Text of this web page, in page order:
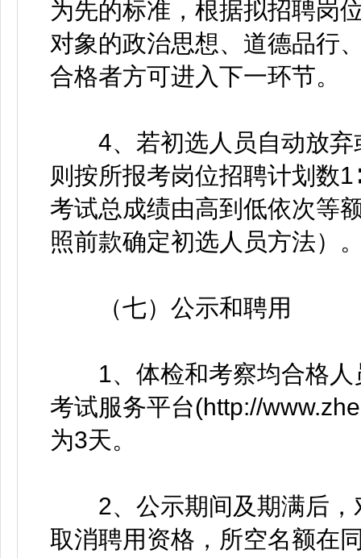
为先的标准，根据拟招聘岗
对象的政治思想、道德品行
合格者方可进入下一环节。
4、若初选人员自动放弃
则按所报考岗位招聘计划数
考试总成绩由高到低依次等
照前款确定初选人员方法）
（七）公示和聘用
1、体检和考察均合格人
考试服务平台(http://
为3天。
2、公示期间及期满后，
取消聘用资格，所空名额在